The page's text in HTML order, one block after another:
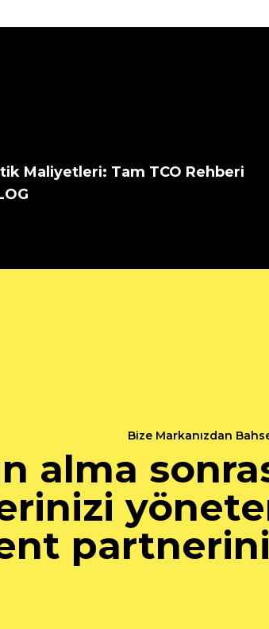
Maliyetleri: Tam TCO Rehberi
Bize Markanızdan
alma